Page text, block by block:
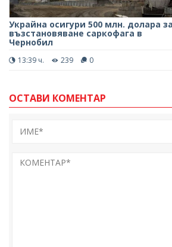
Украйна осигури 500 млн. долара за
възстановяване саркофага в
Чернобил
13:39 ч. 239 0
ОСТАВИ КОМЕНТАР